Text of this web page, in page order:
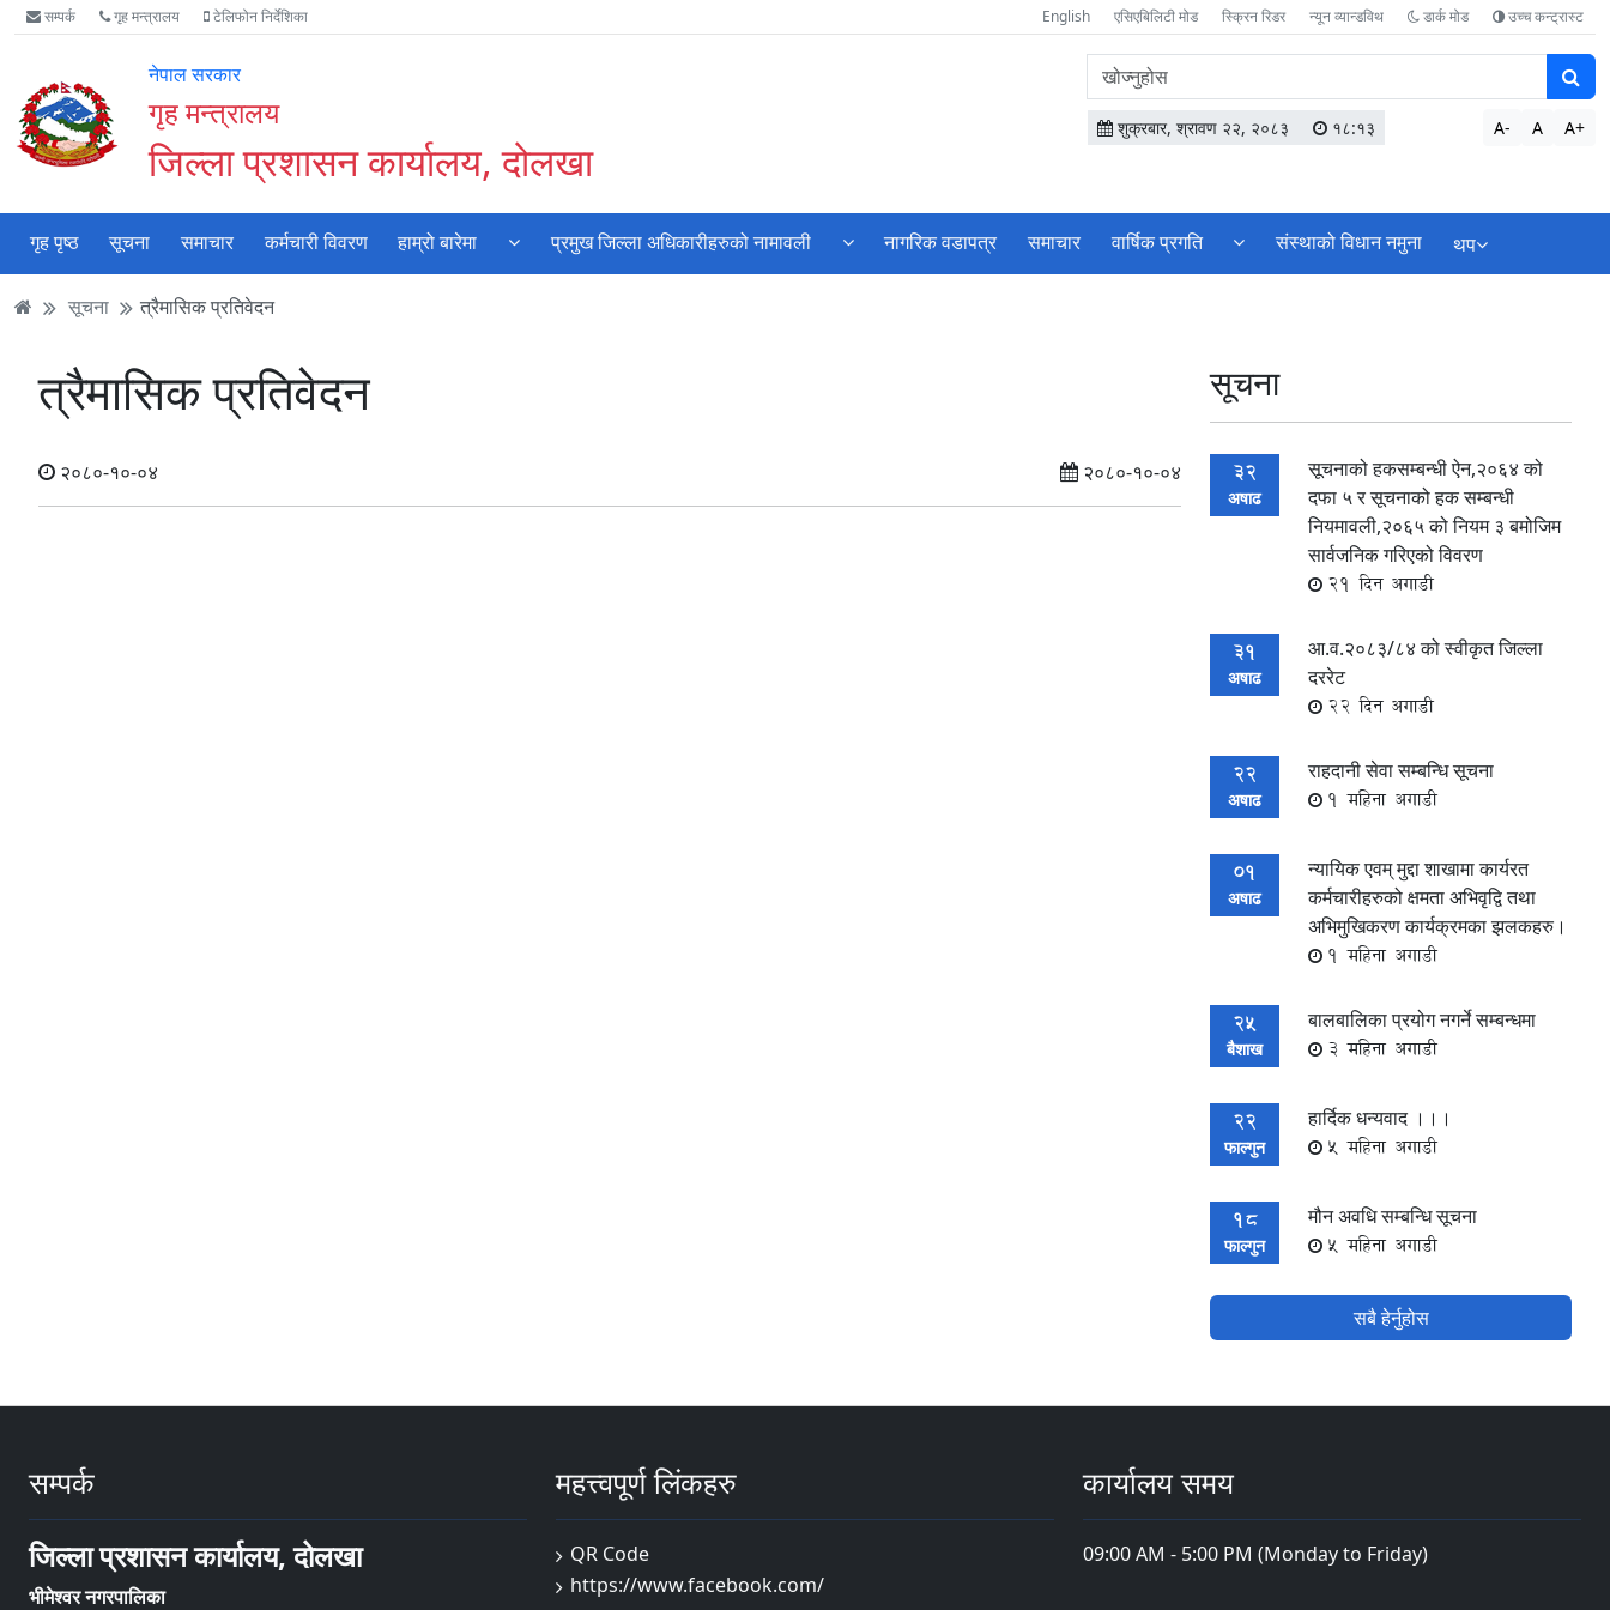
Accessibility
Mode
गर्नुहोस्
मुख्य
सामाग्री
मुख्य
नेभिगेसन
वेबसाइट
खोजमा
सम्पर्क गृह मन्त्रालय टेलिफोन निर्देशिका English एसिएबिलिटी मोड स्क्रिन रिडर न्यून व्यान्डविथ डार्क मोड उच्च कन्ट्रास्ट
नेपाल सरकार
गृह मन्त्रालय
जिल्ला प्रशासन कार्यालय, दोलखा
वेबसाइटमा
सामग्री
खोज्नुहोस
शुक्रबार, श्रावण २२, २०८३ १८:१३ A- A A+
गृह पृष्ठ सूचना समाचार कर्मचारी विवरण हाम्रो बारेमा प्रमुख जिल्ला अधिकारीहरुको नामावली नागरिक वडापत्र समाचार वार्षिक प्रगति संस्थाको विधान नमुना थप
सूचना त्रैमासिक प्रतिवेदन
त्रैमासिक प्रतिवेदन
२०८०-१०-०४ २०८०-१०-०४
सूचना
32
अषाढ
सूचनाको हकसम्बन्धी ऐन,२०६४ को
दफा ५ र सूचनाको हक सम्बन्धी
नियमावली,२०६५ को नियम ३ बमोजिम
सार्वजनिक गरिएको विवरण
21 दिन अगाडी
31
अषाढ
आ.व.२०८३/८४ को स्वीकृत जिल्ला
दररेट
22 दिन अगाडी
22
अषाढ
राहदानी सेवा सम्बन्धि सूचना
1 महिना अगाडी
01
अषाढ
न्यायिक एवम् मुद्दा शाखामा कार्यरत
कर्मचारीहरुको क्षमता अभिवृद्वि तथा
अभिमुखिकरण कार्यक्रमका झलकहरु।
1 महिना अगाडी
25
बैशाख
बालबालिका प्रयोग नगर्ने सम्बन्धमा
3 महिना अगाडी
22
फाल्गुन
हार्दिक धन्यवाद ।।।
5 महिना अगाडी
18
फाल्गुन
मौन अवधि सम्बन्धि सूचना
5 महिना अगाडी
सबै हेर्नुहोस
सम्पर्क
जिल्ला प्रशासन कार्यालय, दोलखा
भीमेश्वर नगरपालिका
महत्त्वपूर्ण लिंकहरु
QR Code
https://www.facebook.com/
कार्यालय समय
09:00 AM - 5:00 PM (Monday to Friday)